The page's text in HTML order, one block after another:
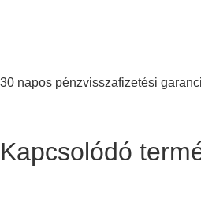
30 napos pénzvisszafizetési
Kapcsolódó